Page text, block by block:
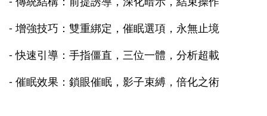
- 增強技巧：雙重綁定，催眠選項，永無止境
- 快速引導：手指僵直，三位一體，分析超載
- 催眠效果：鎖眼催眠，影子束縛，倍化之術